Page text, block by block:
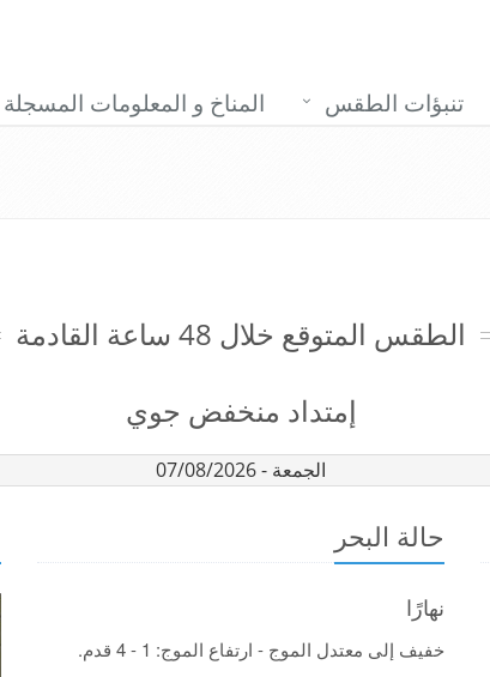
تنبؤات الطقس المناخ و المعلومات المسجلة
الطقس المتوقع خلال 48 ساعة القادمة
إمتداد منخفض جوي
الجمعة - 07/08/2026
حالة البحر
نهارًا
خفيف إلى معتدل الموج - ارتفاع الموج: 1 - 4 قدم.